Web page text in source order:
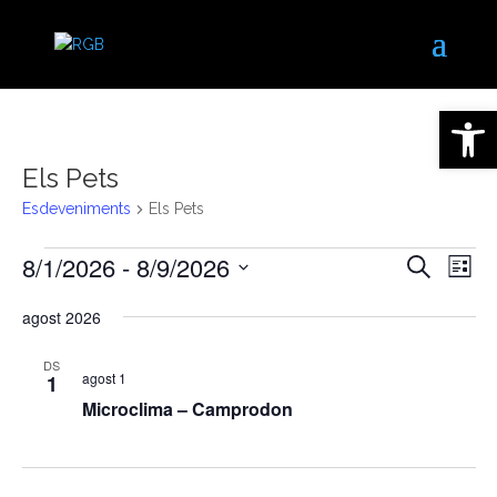
Els Pets
Esdeveniments Els Pets
Esdeveniments
i
Cerca
de
Llista
8/1/2026 - 8/9/2026
una
agost 2026
DS
1
Microclima – Camprodon
agost 1
Obre